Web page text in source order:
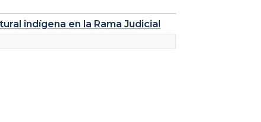
indígena en la Rama Judicial